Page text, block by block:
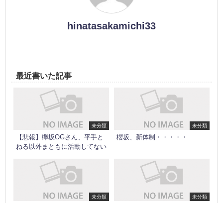
hinatasakamichi33
最近書いた記事
未分類
【悲報】欅坂OGさん、平手と
ねる以外まともに活動してない
未分類
櫻坂、新体制・・・・・
未分類 未分類